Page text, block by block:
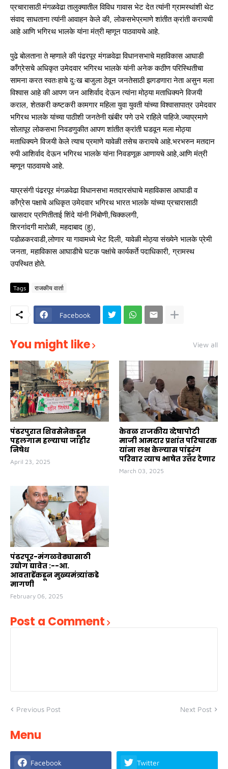
प्रचारासाठी मंगळवेढा तालुक्यातील विविध गावास भेट देत त्यांनी ग्रामस्थांशी थेट
संवाद साधताना त्यांनी आवाहन केले की, लोकसभेप्रमाणे शांतीत क्रांती करायची
आहे आणि भगिरथ भालके यांना मंत्री म्हणून पाठवायचे आहे.
पुढे बोलताना ते म्हणाले की पंढरपूर मंगळवेढा विधानसभाचे महाविकास आघाडी
काँग्रेसचे अधिकृत उमेदवार भगिरथ भालके यांनी अनेक कठीण परिस्थितीचा
सामना करत स्वतःहाचे दुःख बाजुला ठेवून जनतेसाठी झगडणारा नेता असुन मला
विश्वास आहे की आपण जन आशिर्वाद देऊन त्यांना मोठ्या मताधिक्यने विजयी
कराल, शेतकरी कष्टकरी कामगार महिला युवा युवती यांच्या विश्वासापात्र उमेदवार
भगिरथ भालके यांच्या पाठीशी जनतेनी खंबीर पणे उभे राहिले पाहिजे.ज्याप्रमाणे
सोलापूर लोकसभा निवडणुकीत आपण शांतीत क्रांती घडवून मला मोठ्या
मताधिक्यने विजयी केले त्याच प्रमाणे यावेळी तसेच करायचे आहे.भरभरुन मतदान
रुपी आशिर्वाद देऊन भगिरथ भालके यांना निवडणूक आणायचे आहे,आणि मंत्री
म्हणून पाठवायचे आहे.
याप्रसंगी पंढरपूर मंगळवेढा विधानसभा मतदारसंघाचे महाविकास आघाडी व
काँग्रेस पक्षाचे अधिकृत उमेदवार भगिरथ भारत भालके यांच्या प्रचारासाठी
खासदार प्रणितीताई शिंदे यांनी निंबोणी,चिक्कलगी,
शिरनांदगी मारोळी, महदाबाद (हु),
पडोळकरवाडी,लोणार या गावामध्ये भेट दिली, यावेळी मोठ्या संख्येने भालके प्रेमी
जनता, महाविकास आघाडीचे घटक पक्षांचे कार्यकर्ते पदाधिकारी, ग्रामस्थ
उपस्थित होते.
Tags राजकीय वार्ता
Facebook
You might like View all
पंढरपुरात शिवसेनेकडून
पहलगाम हल्याचा जाहीर
निषेध
April 23, 2025
केवळ राजकीय व्देषापोटी
माजी आमदार प्रशांत परिचारक
यांना लक्ष केल्यास पांडुरंग
परिवार त्याच भाषेत उत्तर देणार
March 03, 2025
पंढरपूर-मंगळवेढ्यासाठी
उद्योग द्यावेत :--आ.
आवताडेंकडून मुख्यमंत्र्यांकडे
मागणी
February 06, 2025
Post a Comment
Previous Post Next Post
Menu
Facebook Twitter